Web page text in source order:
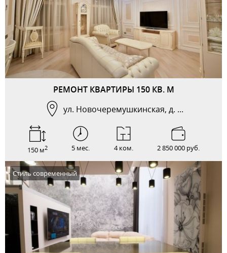
РЕМОНТ КВАРТИРЫ 150 КВ. М
ул. Новочеремушкинская, д. ...
150 м2 5 мес. 4 ком. 2 850 000 руб.
Стиль современный